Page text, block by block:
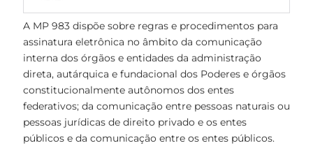
A MP 983 dispõe sobre regras e procedimentos para
assinatura eletrônica no âmbito da comunicação
interna dos órgãos e entidades da administração
direta, autárquica e fundacional dos Poderes e órgãos
constitucionalmente autônomos dos entes
federativos; da comunicação entre pessoas naturais ou
pessoas jurídicas de direito privado e os entes
públicos e da comunicação entre os entes públicos.